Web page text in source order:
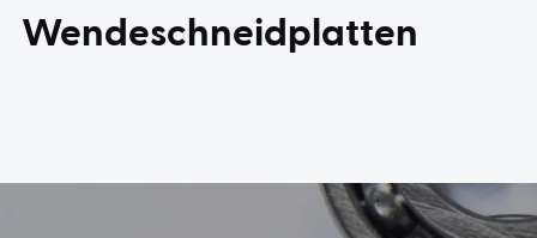
PRODUKTE
Wendeschneidplatten